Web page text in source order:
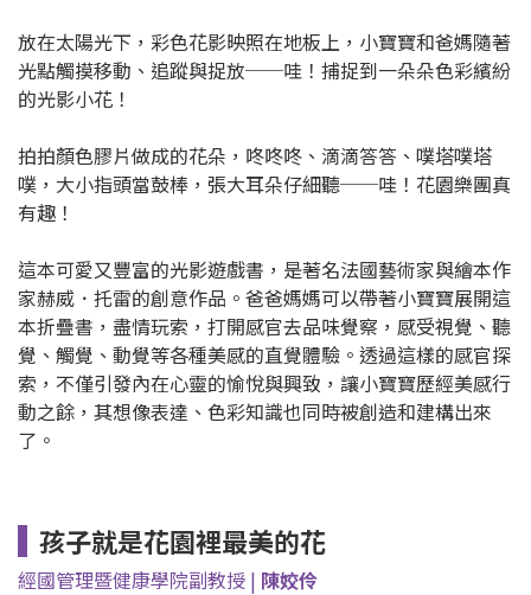
放在太陽光下，彩色花影映照在地板上，小寶寶和爸媽隨著
光點觸摸移動、追蹤與捉放──哇！捕捉到一朵朵色彩繽紛
的光影小花！
拍拍顏色膠片做成的花朵，咚咚咚、滴滴答答、噗塔噗塔
噗，大小指頭當鼓棒，張大耳朵仔細聽──哇！花園樂團真
有趣！
這本可愛又豐富的光影遊戲書，是著名法國藝術家與繪本作
家赫威．托雷的創意作品。爸爸媽媽可以帶著小寶寶展開這
本折疊書，盡情玩索，打開感官去品味覺察，感受視覺、聽
覺、觸覺、動覺等各種美感的直覺體驗。透過這樣的感官探
索，不僅引發內在心靈的愉悅與興致，讓小寶寶歷經美感行
動之餘，其想像表達、色彩知識也同時被創造和建構出來
了。
孩子就是花園裡最美的花
經國管理暨健康學院副教授 | 陳姣伶